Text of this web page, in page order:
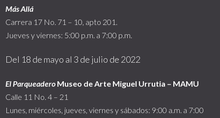
Más Allá
Carrera 17 No. 71 – 10, apto 201.
Jueves y viernes: 5:00 p.m. a 7:00 p.m.
Del 18 de mayo al 3 de julio de 2022
El Parqueadero Museo de Arte Miguel Urrutia – MAMU
Calle 11 No. 4 – 21
Lunes, miércoles, jueves, viernes y sábados: 9:00 a.m. a 7:00